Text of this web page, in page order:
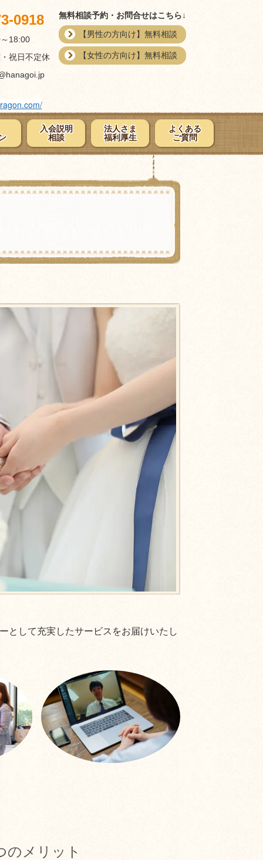
0918
18:00
祝日不定休
無料相談予約・お問合せはこちら↓
【男性の方向け】無料相談
【女性の方向け】無料相談
入会説明
相談
法人さま
福利厚生
よくある
ご質問
として充実したサービスをお届けいたし
のメリット